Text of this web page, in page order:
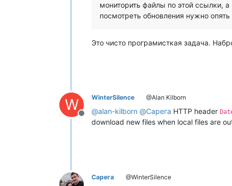
мониторить файлы по этой ссылки,
посмотреть обновления нужно
Это чисто програмисткая задача.
W
Offline
WinterSilence @Alan Kilborn
@alan-kilborn @Сарега HTTP header
download new files when local files are
Сарега @WinterSilence